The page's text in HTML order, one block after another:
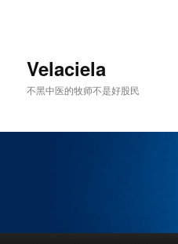
Velaciela
不黑中医的牧师不是好股民